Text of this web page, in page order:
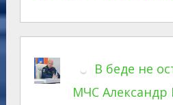
В беде не
МЧС Александр